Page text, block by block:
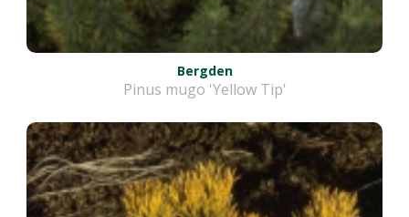
Bergden
Pinus mugo 'Yellow Tip'